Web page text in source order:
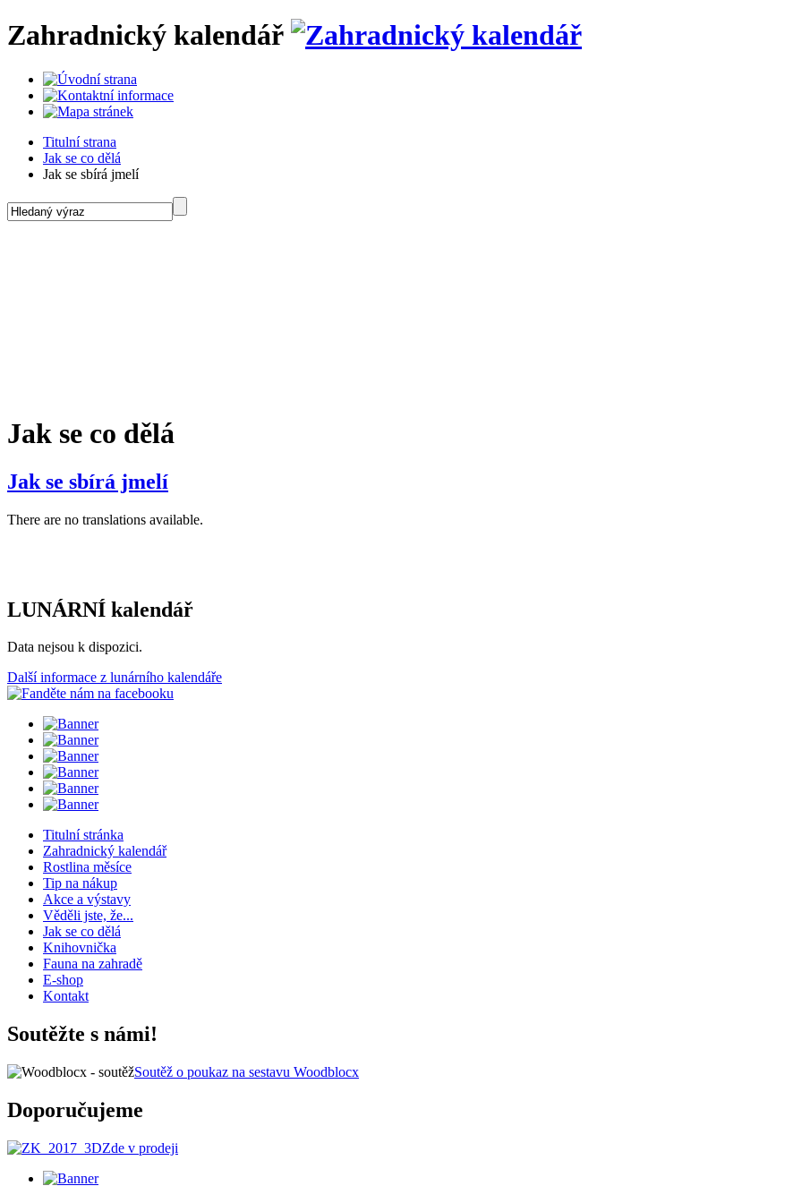
Zahradnický kalendář
Titulní strana
Jak se co dělá
Jak se sbírá jmelí
Jak se co dělá
Jak se sbírá jmelí
There are no translations available.
LUNÁRNÍ kalendář
Data nejsou k dispozici.
Další informace z lunárního kalendáře
Titulní stránka
Zahradnický kalendář
Rostlina měsíce
Tip na nákup
Akce a výstavy
Věděli jste, že...
Jak se co dělá
Knihovnička
Fauna na zahradě
E-shop
Kontakt
Soutěžte s námi!
Soutěž o poukaz na sestavu Woodblocx
Doporučujeme
Zde v prodeji